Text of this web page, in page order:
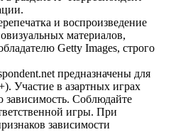
и воспроизведение
материалов,
Getty Images, строго
предназначены для
Участие в азартных играх
зависимость. Соблюдайте
игры. При
зависимости